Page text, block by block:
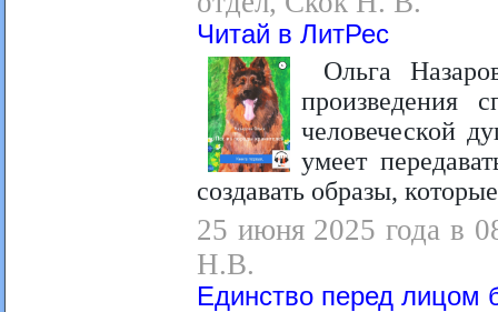
Читай в ЛитРес
Ольга
произведения
человеческой
умеет
создавать образы,
25 июня 2025 года в
Н.В.
Единство перед лицом